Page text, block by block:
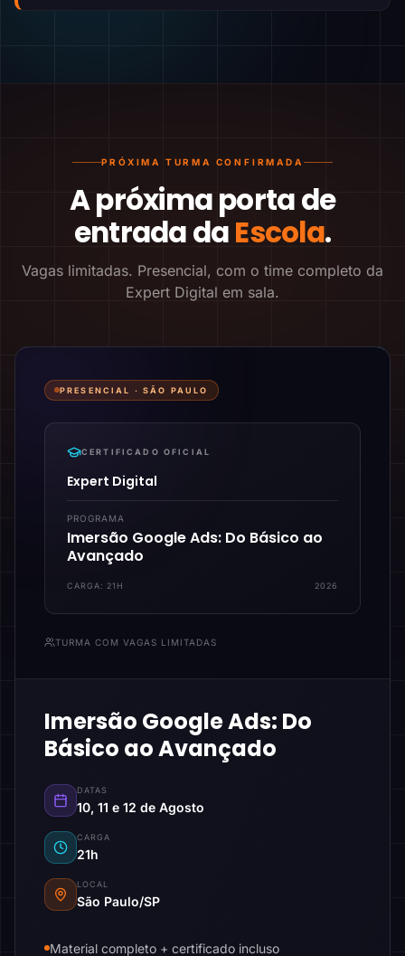
PRÓXIMA TURMA CONFIRMADA
A próxima porta de
entrada daEscola.
Vagas limitadas. Presencial, com o time completo da
Expert Digital em sala.
PRESENCIAL ·SÃO PAULO
CERTIFICADO OFICIAL
Expert Digital
PROGRAMA
Imersão Google Ads: Do Básico ao
Avançado
CARGA: 21H 2026
TURMA COM VAGAS LIMITADAS
Imersão Google Ads: Do
Básico ao Avançado
DATAS
10, 11 e 12 de Agosto
CARGA
21h
LOCAL
São Paulo/SP
Material completo + certificado incluso